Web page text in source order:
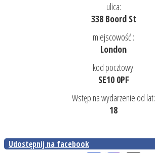
ulica:
338 Boord St
miejscowość :
London
kod pocztowy:
SE10 0PF
Wstęp na wydarzenie od lat:
18
Udostępnij na facebook